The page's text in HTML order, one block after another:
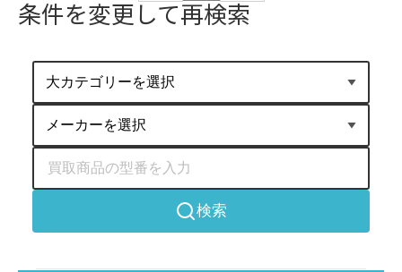
条件を変更して再検索
検索